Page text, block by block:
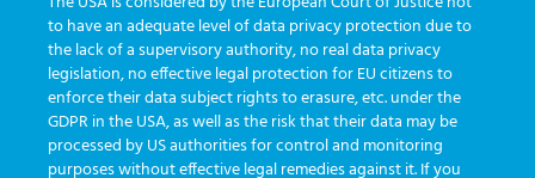
Pré-analítica qualidade rastreabilidade RDC
rotina laboratorial saúde tecnologia tomada de decisão
Transformação Transformação Digital tubos usabilidade
VACUETTE®
to have an adequate level of data privacy protection due to
the lack of a supervisory authority, no real data privacy
legislation, no effective legal protection for EU citizens to
enforce their data subject rights to erasure, etc. under the
GDPR in the USA, as well as the risk that their data may be
processed by US authorities for control and monitoring
purposes without effective legal remedies against it. If you